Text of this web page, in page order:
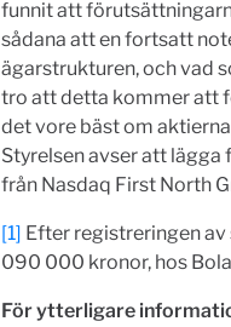
funnit att
sådana att en fortsatt
ägarstrukturen, och vad
tro att detta kommer att
det vore bäst om
Styrelsen avser att
från Nasdaq First North
[1] Efter registreringen
090 000 kronor, hos
För ytterligare